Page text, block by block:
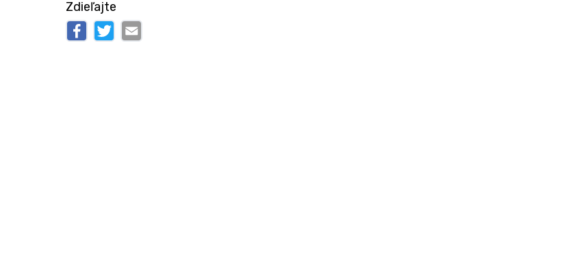
Zdieľajte